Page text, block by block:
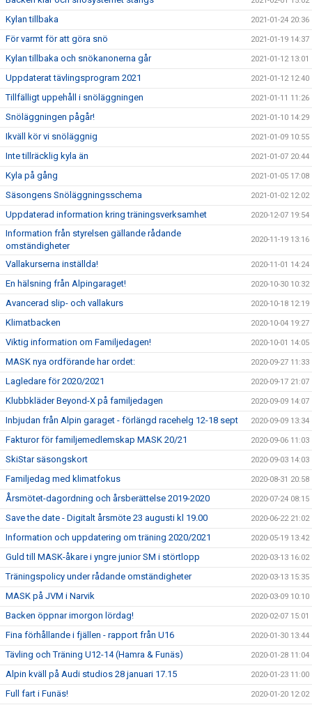
Kylan tillbaka 2021-01-24 20:36
För varmt för att göra snö 2021-01-19 14:37
Kylan tillbaka och snökanonerna går 2021-01-12 13:01
Uppdaterat tävlingsprogram 2021 2021-01-12 12:40
Tillfälligt uppehåll i snöläggningen 2021-01-11 11:26
Snöläggningen pågår! 2021-01-10 14:29
Ikväll kör vi snöläggnig 2021-01-09 10:55
Inte tillräcklig kyla än 2021-01-07 20:44
Kyla på gång 2021-01-05 17:08
Säsongens Snöläggningsschema 2021-01-02 12:02
Uppdaterad information kring träningsverksamhet 2020-12-07 19:54
Information från styrelsen gällande rådande
omständigheter
2020-11-19 13:16
Vallakurserna inställda! 2020-11-01 14:24
En hälsning från Alpingaraget! 2020-10-30 10:32
Avancerad slip- och vallakurs 2020-10-18 12:19
Klimatbacken 2020-10-04 19:27
Viktig information om Familjedagen! 2020-10-01 14:05
MASK nya ordförande har ordet: 2020-09-27 11:33
Lagledare för 2020/2021 2020-09-17 21:07
Klubbkläder Beyond-X på familjedagen 2020-09-09 14:07
Inbjudan från Alpin garaget - förlängd racehelg 12-18 sept 2020-09-09 13:34
Fakturor för familjemedlemskap MASK 20/21 2020-09-06 11:03
SkiStar säsongskort 2020-09-03 14:03
Familjedag med klimatfokus 2020-08-31 20:58
Årsmötet-dagordning och årsberättelse 2019-2020 2020-07-24 08:15
Save the date - Digitalt årsmöte 23 augusti kl 19.00 2020-06-22 21:02
Information och uppdatering om träning 2020/2021 2020-05-19 13:42
Guld till MASK-åkare i yngre junior SM i störtlopp 2020-03-13 16:02
Träningspolicy under rådande omständigheter 2020-03-13 15:35
MASK på JVM i Narvik 2020-03-09 10:10
Backen öppnar imorgon lördag! 2020-02-07 15:01
Fina förhållande i fjällen - rapport från U16 2020-01-30 13:44
Tävling och Träning U12-14 (Hamra & Funäs) 2020-01-28 11:04
Alpin kväll på Audi studios 28 januari 17.15 2020-01-23 11:00
Full fart i Funäs! 2020-01-20 12:02